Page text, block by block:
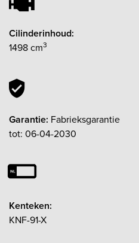
Cilinderinhoud:
1498 cm3
Garantie: Fabrieksgarantie
tot: 06-04-2030
Kenteken:
KNF-91-X